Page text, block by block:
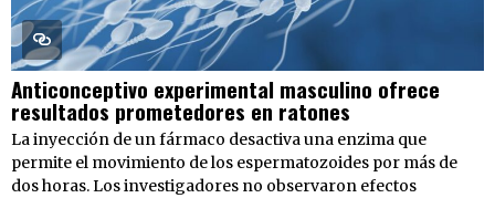
Anticonceptivo experimental masculino ofrece
resultados prometedores en ratones
La inyección de un fármaco desactiva una enzima que
permite el movimiento de los espermatozoides por más de
dos horas. Los investigadores no observaron efectos